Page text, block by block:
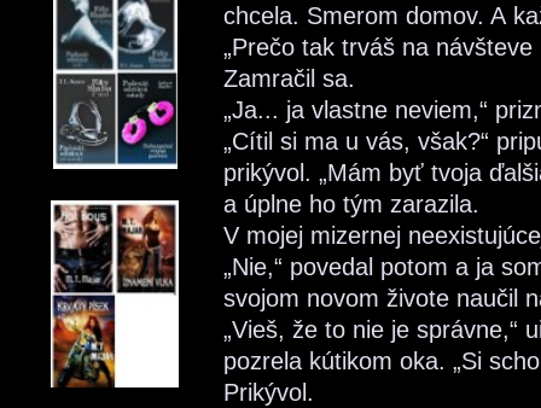
chcela. Smerom domov. A
„Prečo tak trváš na návšteve
Zamračil sa.
„Ja... ja vlastne neviem,“
„Cítil si ma u vás, však?“
prikývol. „Mám byť tvoja
a úplne ho tým zarazila.
V mojej mizernej
„Nie,“ povedal potom a ja
svojom novom živote naučil
„Vieš, že to nie je správne,“
pozrela kútikom oka. „Si
Prikývol.